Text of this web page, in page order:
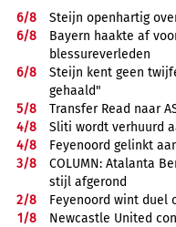
6/8
Steijn openhartig
6/8
Bayern haakte af
blessureverleden
6/8
Steijn kent geen
gehaald"
5/8
Transfer Read naar
4/8
Sliti wordt verhuurd
4/8
Feyenoord gelinkt
3/8
COLUMN: Atalanta
stijl afgerond
2/8
Feyenoord wint duel
1/8
Newcastle United